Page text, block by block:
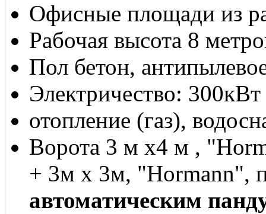
Офисные площади из
Рабочая высота 8
Пол бетон,
Электричество: 300кВт
отопление (газ),
Ворота 3 м х4 м ,
+ 3м х 3м, "Hormann",
автоматическим